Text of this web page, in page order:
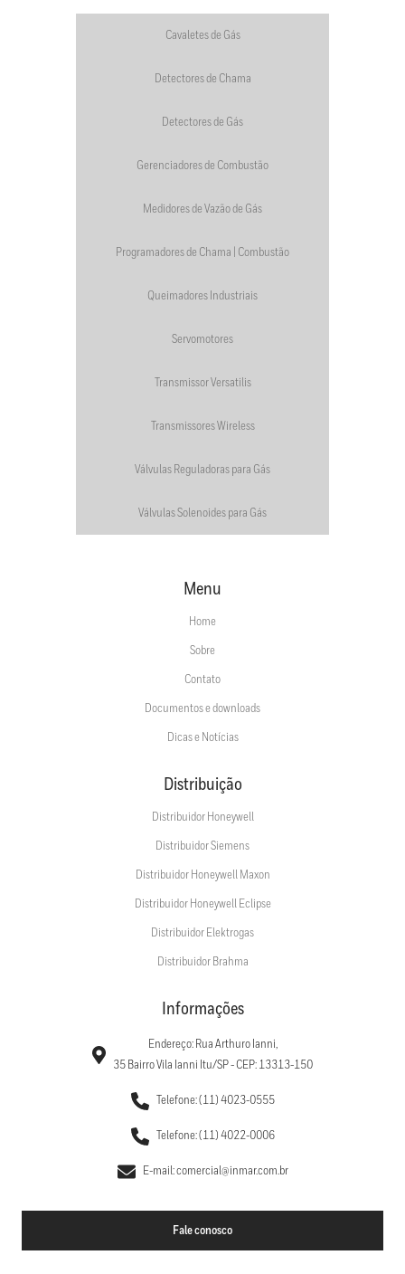
Cavaletes de Gás
Detectores de Chama
Detectores de Gás
Gerenciadores de Combustão
Medidores de Vazão de Gás
Programadores de Chama | Combustão
Queimadores Industriais
Servomotores
Transmissor Versatilis
Transmissores Wireless
Válvulas Reguladoras para Gás
Válvulas Solenoides para Gás
Menu
Home
Sobre
Contato
Documentos e downloads
Dicas e Notícias
Distribuição
Distribuidor Honeywell
Distribuidor Siemens
Distribuidor Honeywell Maxon
Distribuidor Honeywell Eclipse
Distribuidor Elektrogas
Distribuidor Brahma
Informações
Endereço: Rua Arthuro Ianni,
35 Bairro Vila Ianni Itu/SP - CEP: 13313-150
Telefone: (11) 4023-0555
Telefone: (11) 4022-0006
E-mail: comercial@inmar.com.br
Fale conosco